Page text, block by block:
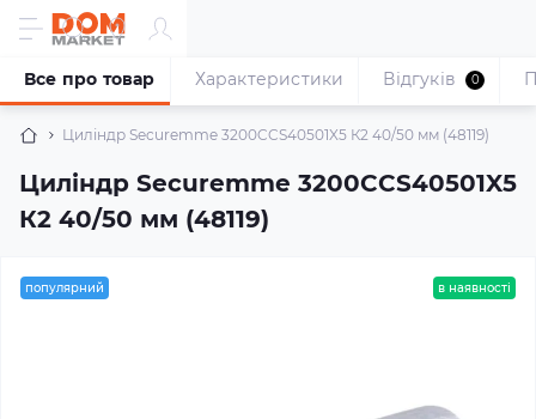
Циліндр Securemme 3200CCS40501X5 К2 40/50 мм (48119)
Циліндр Securemme 3200CCS40501X5
К2 40/50 мм (48119)
Все про товар Характеристики Відгуків 0
популярний в наявності